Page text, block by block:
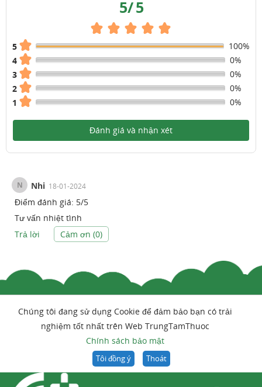
5/5
5
100%
4
0%
3
0%
2
0%
1
0%
Đánh giá và nhận xét
N Nhi 18-01-2024
Điểm đánh giá: 5/5
Tư vấn nhiệt tình
Trả lời
Cảm ơn (0)
Chúng tôi đang sử dụng Cookie để đảm bảo bạn có trải
nghiệm tốt nhất trên Web TrungTamThuoc
Chính sách bảo mật
Tôi đồng ý Thoát